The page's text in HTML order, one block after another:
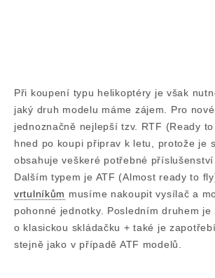
Při koupení typu helikoptéry je však
jaký druh modelu máme zájem. Pro
jednoznačně nejlepší tzv. RTF (Ready
hned po koupi připrav k letu, protože je
obsahuje veškeré potřebné příslušenství
Dalším typem je ATF (Almost ready to
vrtulníkům musíme nakoupit vysílač a
pohonné jednotky. Posledním druhem je
o klasickou skládačku + také je
stejně jako v případě ATF modelů.